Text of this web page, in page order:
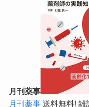
月刊薬事
月刊薬事送料無料! 雑